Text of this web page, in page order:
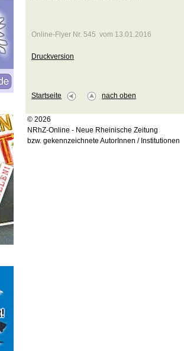
Online-Flyer Nr. 545 vom 13.01.2016
Druckversion
Startseite nach oben
© 2026
NRhZ-Online - Neue Rheinische Zeitung
bzw. gekennzeichnete AutorInnen / Institutionen